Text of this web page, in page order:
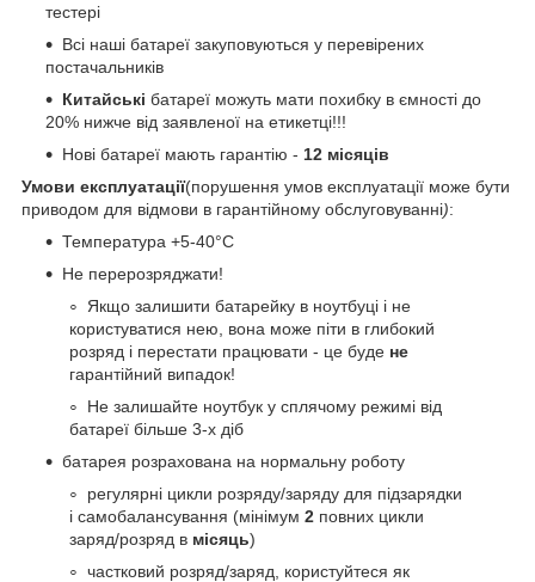
тестері
Всі наші батареї закуповуються у перевірених
постачальників
Китайські батареї можуть мати похибку в ємності до
20% нижче від заявленої на етикетці!!!
Нові батареї мають гарантію - 12 місяців
Умови експлуатації(порушення умов експлуатації може бути
приводом для відмови в гарантійному обслуговуванні):
Температура +5-40°С
Не перерозряджати!
Якщо залишити батарейку в ноутбуці і не
користуватися нею, вона може піти в глибокий
розряд і перестати працювати - це буде не
гарантійний випадок!
Не залишайте ноутбук у сплячому режимі від
батареї більше 3-х діб
батарея розрахована на нормальну роботу
регулярні цикли розряду/заряду для підзарядки
і самобалансування (мінімум 2 повних цикли
заряд/розряд в місяць)
частковий розряд/заряд, користуйтеся як